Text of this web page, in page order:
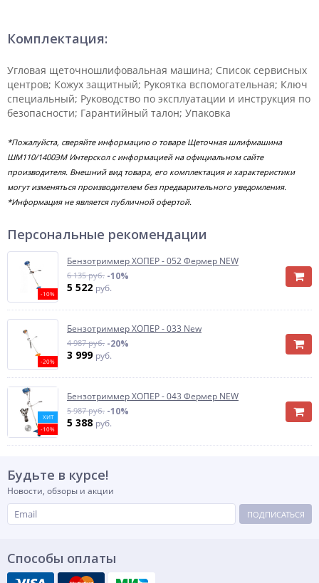
Комплектация:
Угловая щеточношлифовальная машина; Список сервисных
центров; Кожух защитный; Рукоятка вспомогательная; Ключ
специальный; Руководство по эксплуатации и инструкция по
безопасности; Гарантийный талон; Упаковка
*Пожалуйста, сверяйте информацию о товаре Щеточная шлифмашина
ШМ110/1400ЭМ Интерскол с информацией на официальном сайте
производителя. Внешний вид товара, его комплектация и характеристики
могут изменяться производителем без предварительного уведомления.
*Информация не является публичной офертой.
Персональные рекомендации
-10%
Бензотриммер ХОПЕР - 052 Фермер NEW
6 135 руб. -10%
5 522 руб.
-20%
Бензотриммер ХОПЕР - 033 New
4 987 руб. -20%
3 999 руб.
ХИТ
-10%
Бензотриммер ХОПЕР - 043 Фермер NEW
5 987 руб. -10%
5 388 руб.
Будьте в курсе!
Новости, обзоры и акции
ПОДПИСАТЬСЯ
Способы оплаты